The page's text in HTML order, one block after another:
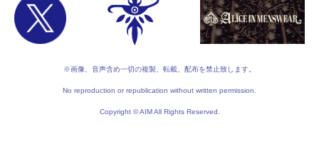
※画像、音声含め一切の複製、転載、配布を禁止致します。
No reproduction or republication without written permission.
Copyright © AIM All Rights Reserved.